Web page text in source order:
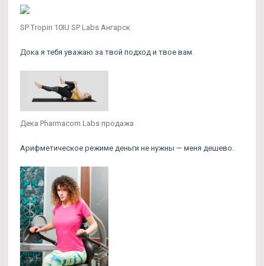
SP Tropin 10IU SP Labs Ангарск
Дока я тебя уважаю за твой подход и твое вам.
Дека Pharmacom Labs продажа
Арифметическое режиме деньги не нужны — меня дешево.